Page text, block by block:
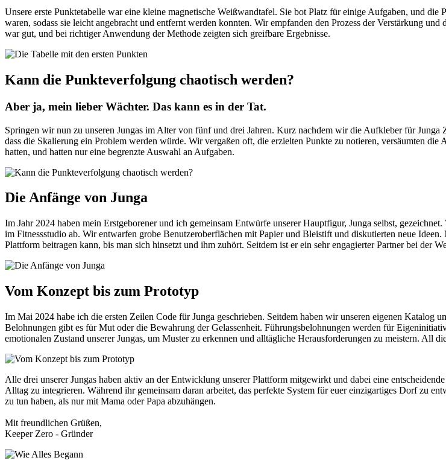
Unsere erste Punktetabelle war eine kleine magnetische Weißwandtafel. Sie bot Platz für einige Aufgaben, und
waren, sodass sie leicht angebracht und entfernt werden konnten. Wir empfanden den Prozess der Verstärkung
war gut, und bei richtiger Anwendung der Methode zeigten sich greifbare Ergebnisse.
Kann die Punkteverfolgung chaotisch werden?
Aber ja, mein lieber Wächter. Das kann es in der Tat.
Springen wir nun zu unseren Jungas im Alter von fünf und drei Jahren. Kurz nachdem wir die Aufkleber für
dass die Skalierung ein Problem werden würde. Wir vergaßen oft, die erzielten Punkte zu notieren, versäumten
hatten, und hatten nur eine begrenzte Auswahl an Aufgaben.
Die Anfänge von Junga
Im Jahr 2024 haben mein Erstgeborener und ich gemeinsam Entwürfe unserer Hauptfigur, Junga selbst,
im Fitnessstudio ab. Wir entwarfen grobe Benutzeroberflächen mit Papier und Bleistift und diskutierten neue
Plattform beitragen kann, bis man sich hinsetzt und ihm zuhört. Seitdem ist er ein sehr engagierter Partner bei der
Vom Konzept bis zum Prototyp
Im Mai 2024 habe ich die ersten Zeilen Code für Junga geschrieben. Seitdem haben wir unseren eigenen
Belohnungen gibt es für Mut oder die Bewahrung der Gelassenheit. Führungsbelohnungen werden für
emotionalen Zustand unserer Jungas, um Muster zu erkennen und alltägliche Herausforderungen zu meistern.
Alle drei unserer Jungas haben aktiv an der Entwicklung unserer Plattform mitgewirkt und dabei eine
Alltag zu integrieren. Während ihr gemeinsam daran arbeitet, das perfekte System für euer einzigartiges Dorf zu
zu tun haben, als nur mit Mama oder Papa abzuhängen.
Mit freundlichen Grüßen,
Keeper Zero - Gründer